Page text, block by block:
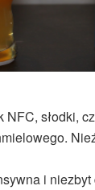
NFC, słodki,
i niezbyt